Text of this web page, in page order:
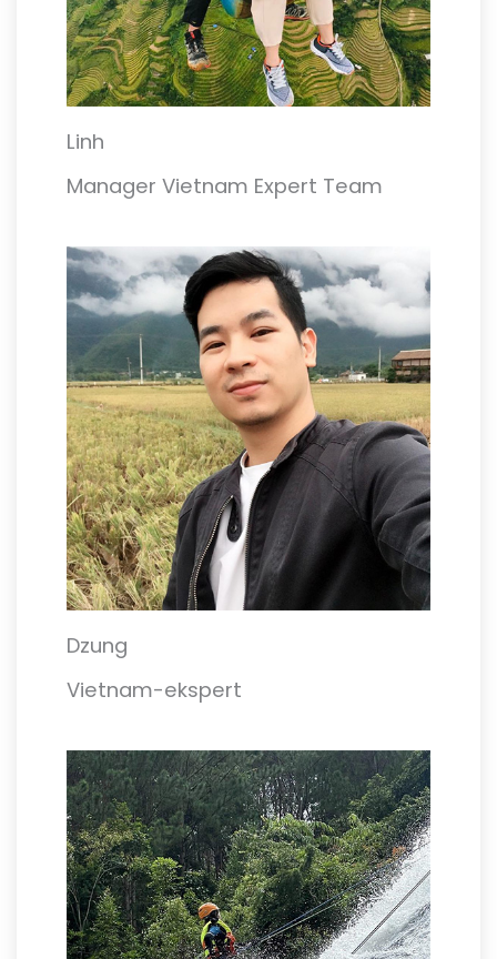
Linh
Manager Vietnam Expert Team
Dzung
Vietnam-ekspert